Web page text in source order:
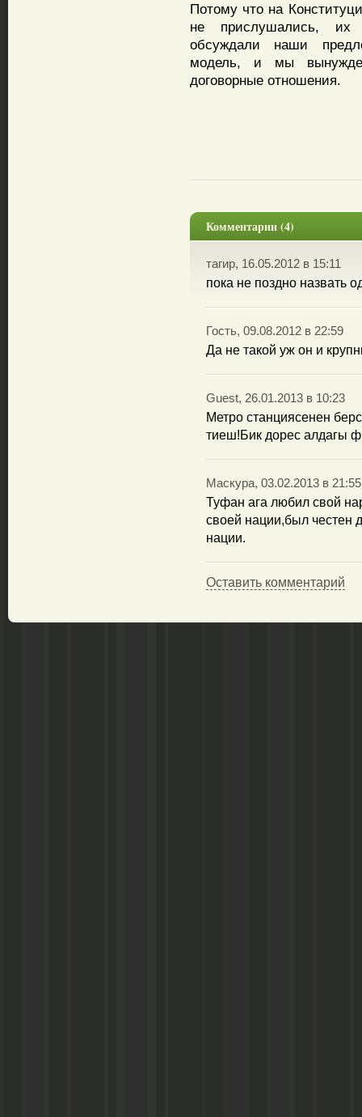
Потому что на
не прислушались, их
обсуждали наши
модель, и мы
договорные отношения.
Комментарии (4)
тагир, 16.05.2012 в 15:11
пока не поздно назвать
Гость, 09.08.2012 в 22:59
Да не такой уж он и
Guest, 26.01.2013 в 10:23
Метро станциясенен
тиеш!Бик дорес алдагы
Маскура, 03.02.2013 в 21:55
Туфан ага любил свой
своей нации,был честен
нации.
Оставить комментарий